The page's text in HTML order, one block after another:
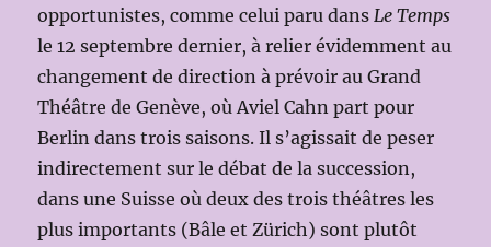
opportunistes, comme celui paru dans Le Temps
le 12 septembre dernier, à relier évidemment au
changement de direction à prévoir au Grand
Théâtre de Genève, où Aviel Cahn part pour
Berlin dans trois saisons. Il s’agissait de peser
indirectement sur le débat de la succession,
dans une Suisse où deux des trois théâtres les
plus importants (Bâle et Zürich) sont plutôt